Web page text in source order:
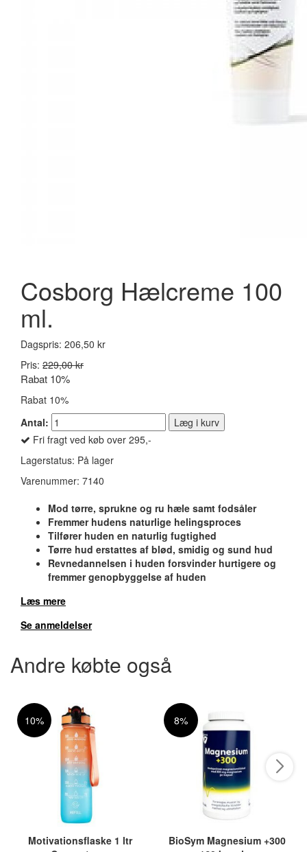
Cosborg Hælcreme 100
ml.
Dagspris: 206,50 kr
Pris: 229,00 kr
Rabat 10%
Rabat 10%
Antal:
Læg i kurv
Fri fragt ved køb over 295,-
Lagerstatus: På lager
Varenummer: 7140
Mod tørre, sprukne og ru hæle samt fodsåler
Fremmer hudens naturlige helingsproces
Tilfører huden en naturlig fugtighed
Tørre hud erstattes af blød, smidig og sund hud
Revnedannelsen i huden forsvinder hurtigere og
fremmer genopbyggelse af huden
Læs mere
Se anmeldelser
Andre købte også
10%
Motivationsflaske 1 ltr
8%
BioSym Magnesium +300